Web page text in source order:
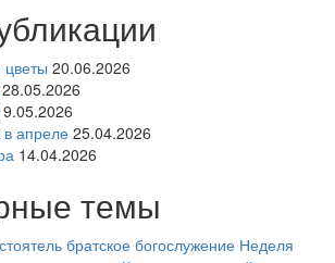
цветы 20.06.2026
28.05.2026
апреле 25.04.2026
14.04.2026
темы
братское богослужение Неделя